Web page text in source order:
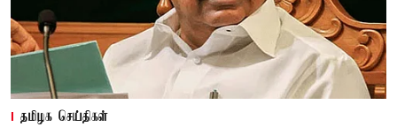
தமிழக செய்திகள்